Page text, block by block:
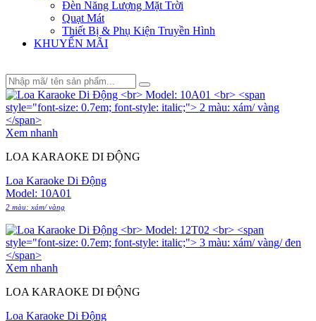
Đèn Năng Lượng Mặt Trời
Quạt Mát
Thiết Bị & Phụ Kiện Truyền Hình
KHUYẾN MÃI
Xem nhanh
LOA KARAOKE DI ĐỘNG
Loa Karaoke Di Động
Model: 10A01
2 màu: xám/ vàng
Xem nhanh
LOA KARAOKE DI ĐỘNG
Loa Karaoke Di Động